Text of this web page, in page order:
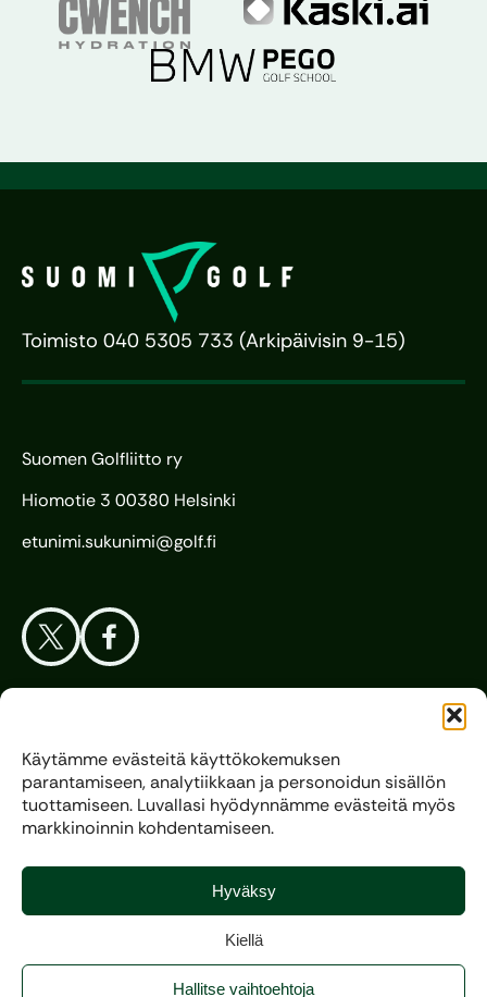
Käytämme evästeitä käyttökokemuksen
parantamiseen, analytiikkaan ja personoidun sisällön
tuottamiseen. Luvallasi hyödynnämme evästeitä myös
markkinoinnin kohdentamiseen.
Hyväksy
Kiellä
Hallitse vaihtoehtoja
Toimisto 040 5305 733 (Arkipäivisin 9-15)
Suomen Golfliitto ry
Hiomotie 3 00380 Helsinki
etunimi.sukunimi@golf.fi
Liitto
Kilpagolf
Copyright 2025, All rights reserved.